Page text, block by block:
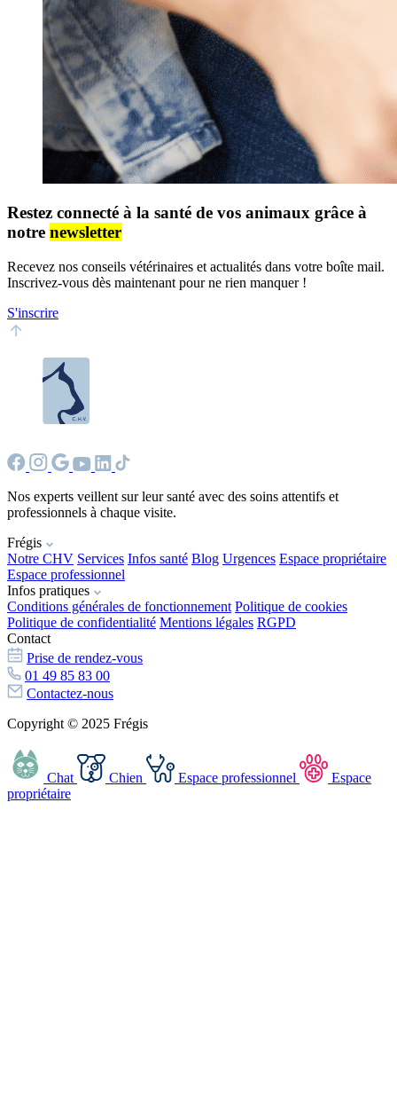
Restez connecté à la santé de vos animaux grâce à
notre newsletter
Recevez nos conseils vétérinaires et actualités dans votre boîte mail.
Inscrivez-vous dès maintenant pour ne rien manquer !
S'inscrire
Nos experts veillent sur leur santé avec des soins attentifs et
professionnels à chaque visite.
Frégis
Notre CHV Services Infos santé Blog Urgences Espace propriétaire
Espace professionnel
Infos pratiques
Conditions générales de fonctionnement Politique de cookies
Politique de confidentialité Mentions légales RGPD
Contact
Prise de rendez-vous
01 49 85 83 00
Contactez-nous
Copyright © 2025 Frégis
Chat Chien Espace professionnel
Espace
propriétaire